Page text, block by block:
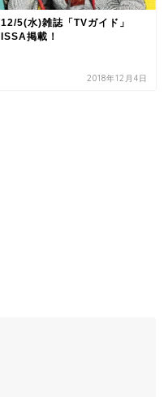
12/5(水)雑誌「TVガイド」
ISSA掲載！
2018年12月4日